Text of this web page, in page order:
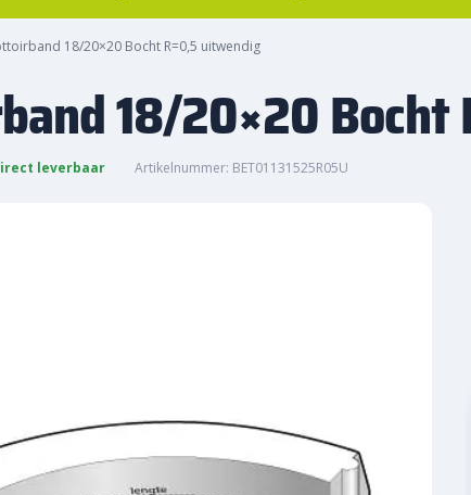
18/20×20 Bocht R=0,5 uitwendig
18/20×20
leverbaar Artikelnummer: BET01131525R05U